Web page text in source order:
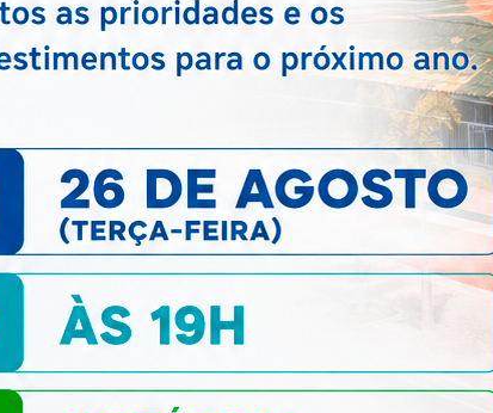
Municipal das Cidades...